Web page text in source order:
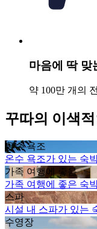
마음에 딱 맞
약 100만 개의
꾸따의 이색
온수 욕조
온수 욕조가 있는 숙
가족 여행에 좋음
가족 여행에 좋은 숙
스파
시설 내 스파가 있는
수영장